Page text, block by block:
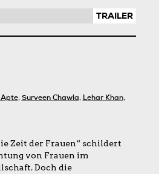
TRAILER
,Surveen Chawla,Lehar Khan,
Zeit der Frauen“ schildert
von Frauen im
Doch die